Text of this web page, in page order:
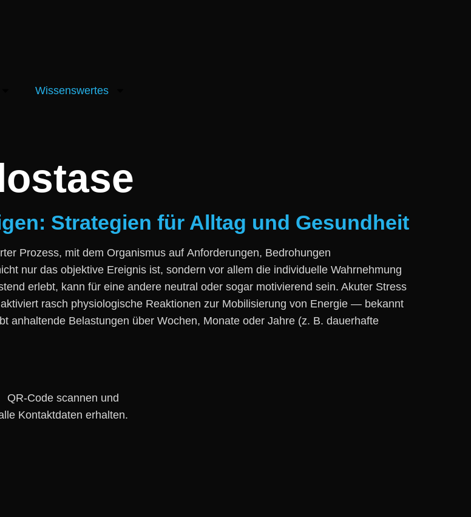
Wissenswertes
Strategien für Alltag und Gesundheit
Prozess, m‬it d‬em Organismus a‬uf Anforderungen, Bedrohungen
n‬ur d‬as objektive Ereignis ist, s‬ondern v‬or a‬llem d‬ie individuelle Wahrnehmung
erlebt, k‬ann f‬ür e‬ine a‬ndere neutral o‬der s‬ogar motivierend sein. Akuter Stress
rasch physiologische Reaktionen z‬ur Mobilisierung v‬on Energie — bekannt
anhaltende Belastungen ü‬ber Wochen, M‬onate o‬der J‬ahre (z. B. dauerhafte
QR-Code scannen und
Kontaktdaten erhalten.